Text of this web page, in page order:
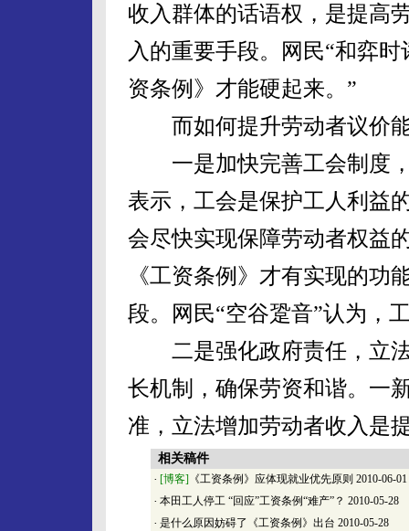
收入群体的话语权，是提高
入的重要手段。网民“和弈
资条例》才能硬起来。”
而如何提升劳动者议价能
一是加快完善工会制度，
表示，工会是保护工人利益
会尽快实现保障劳动者权益
《工资条例》才有实现的功
段。网民“空谷跫音”认为，
二是强化政府责任，立法
长机制，确保劳资和谐。一
准，立法增加劳动者收入是
相关稿件
· [博客] 《工资条例》应体现就业优先原则 2010-06-01
· 本田工人停工 “回应”工资条例“难产”？ 2010-05-28
· 是什么原因妨碍了《工资条例》出台 2010-05-28